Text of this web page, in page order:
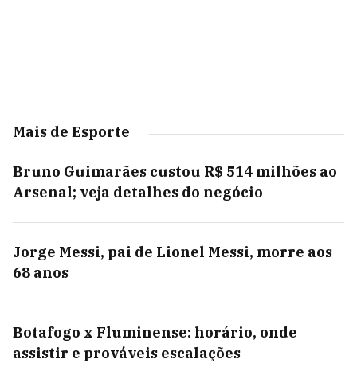
Mais de Esporte
Bruno Guimarães custou R$ 514 milhões ao
Arsenal; veja detalhes do negócio
Jorge Messi, pai de Lionel Messi, morre aos
68 anos
Botafogo x Fluminense: horário, onde
assistir e prováveis escalações